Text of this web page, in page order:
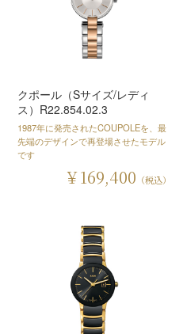
クポール（Sサイズ/レディ
ス）R22.854.02.3
1987年に発売されたCOUPOLEを、最
先端のデザインで再登場させたモデル
です
￥169,400 （税込）